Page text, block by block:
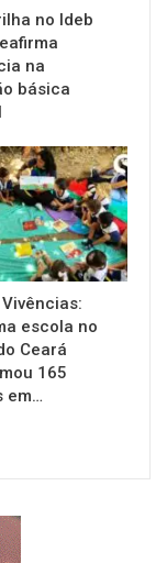
no Ideb
na
básica
escola no
Ceará
165
em…